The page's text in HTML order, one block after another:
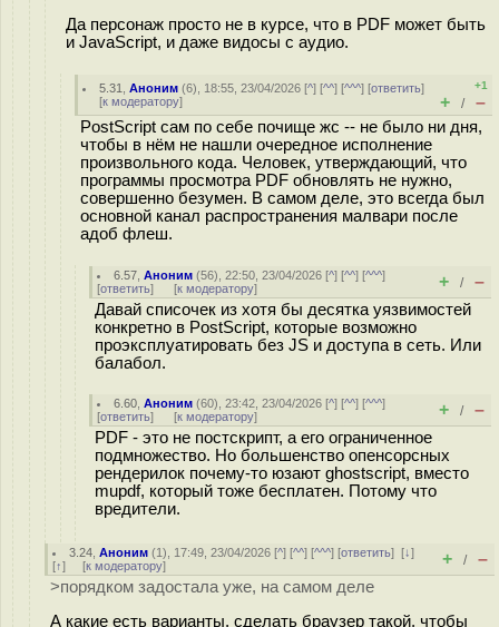
Да персонаж просто не в курсе, что в PDF может быть
и JavaScript, и даже видосы с аудио.
5.31 ,Аноним (6), 18:55, 23/04/2026 [^] [^^] [^^^] [ответить]
[к модератору]
+1
+ / –
PostScript сам по себе почище жс -- не было ни дня,
чтобы в нём не нашли очередное исполнение
произвольного кода. Человек, утверждающий, что
программы просмотра PDF обновлять не нужно,
совершенно безумен. В самом деле, это всегда был
основной канал распространения малвари после
адоб флеш.
6.57 ,Аноним (56), 22:50, 23/04/2026 [^] [^^] [^^^]
[ответить] [к модератору] + / –
Давай списочек из хотя бы десятка уязвимостей
конкретно в PostScript, которые возможно
проэксплуатировать без JS и доступа в сеть. Или
балабол.
6.60 ,Аноним (60), 23:42, 23/04/2026 [^] [^^] [^^^]
[ответить] [к модератору] + / –
PDF - это не постскрипт, а его ограниченное
подмножество. Но большенство опенсорсных
рендерилок почему-то юзают ghostscript, вместо
mupdf, который тоже бесплатен. Потому что
вредители.
3.24 ,Аноним (1), 17:49, 23/04/2026 [^] [^^] [^^^] [ответить][↓]
[↑] [к модератору] + / –
>порядком задостала уже, на самом деле
А какие есть варианты, сделать браузер такой, чтобы